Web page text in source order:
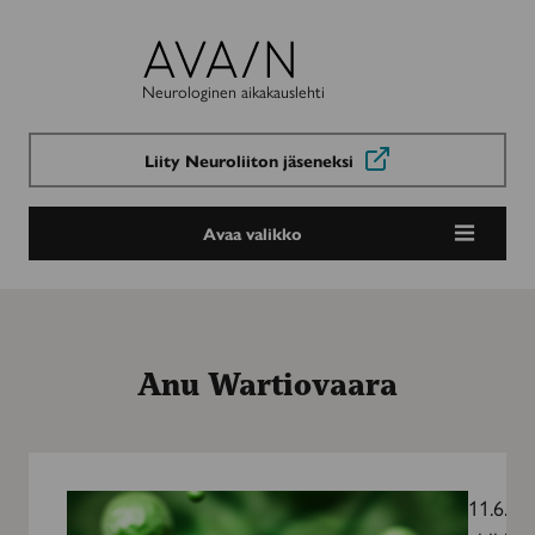
Avain-
lehti
Neurologinen aikakauslehti
Liity Neuroliiton jäseneksi
Avaa valikko
Anu Wartiovaara
Virusinfektio